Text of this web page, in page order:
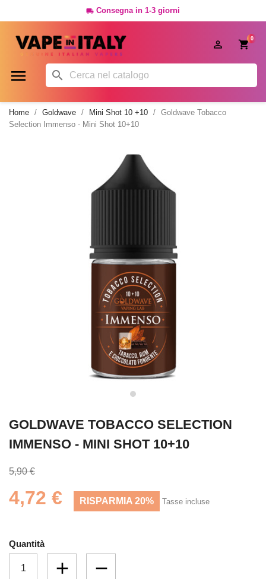
 Consegna in 1-3 giorni
0

 
Home Goldwave Mini Shot 10 +10
Goldwave Tobacco
Selection Immenso - Mini Shot 10+10
GOLDWAVE TOBACCO SELECTION
IMMENSO - MINI SHOT 10+10
5,90 €
4,72 € RISPARMIA 20% Tasse incluse
Quantità